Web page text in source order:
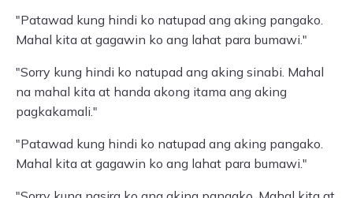
"Patawad kung hindi ko natupad ang aking pangako.
Mahal kita at gagawin ko ang lahat para bumawi."
"Sorry kung hindi ko natupad ang aking sinabi. Mahal
na mahal kita at handa akong itama ang aking
pagkakamali."
"Patawad kung hindi ko natupad ang aking pangako.
Mahal kita at gagawin ko ang lahat para bumawi."